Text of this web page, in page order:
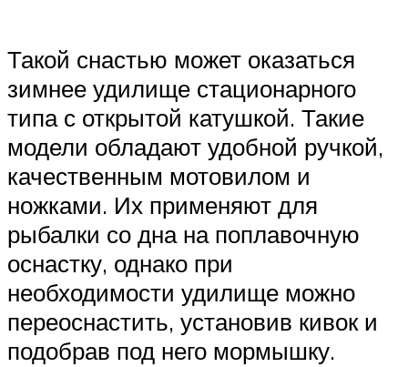
Такой снастью может оказаться
зимнее удилище стационарного
типа с открытой катушкой. Такие
модели обладают удобной ручкой,
качественным мотовилом и
ножками. Их применяют для
рыбалки со дна на поплавочную
оснастку, однако при
необходимости удилище можно
переоснастить, установив кивок и
подобрав под него мормышку.